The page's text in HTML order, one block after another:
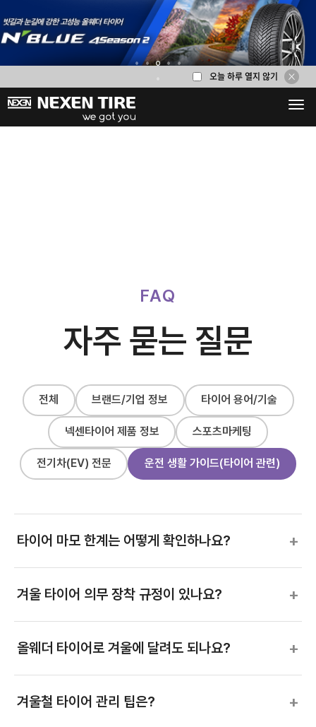
5
오늘 하루 열지 않기
FAQ
자주 묻는 질문
전체 브랜드/기업 정보 타이어 용어/기술
넥센타이어 제품 정보 스포츠마케팅
전기차(EV) 전문 운전 생활 가이드(타이어 관련)
타이어 마모 한계는 어떻게 확인하나요? +
겨울 타이어 의무 장착 규정이 있나요? +
올웨더 타이어로 겨울에 달려도 되나요? +
겨울철 타이어 관리 팁은? +